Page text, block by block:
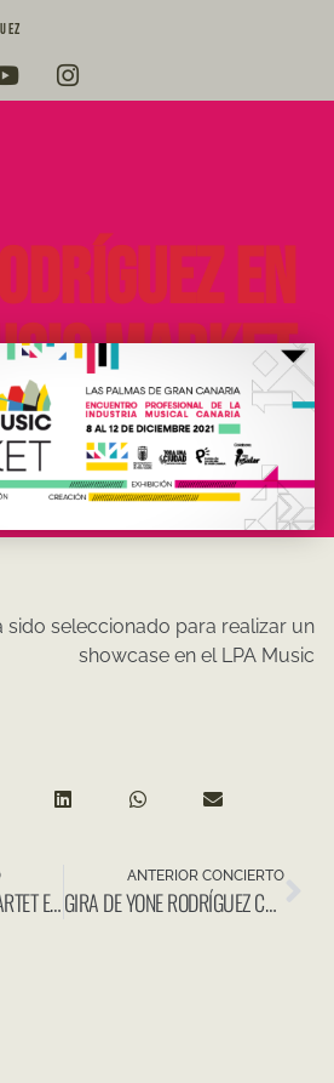
en
Market
sido seleccionado para realizar un
showcase en el LPA Music
YONE RODRÍGUEZ QUARTET EN FESTIVAL SOLTURA (FIRGAS)
ANTERIOR CONCIERTO
GIRA DE YONE RODRÍGUEZ CON TIMPLES@2021